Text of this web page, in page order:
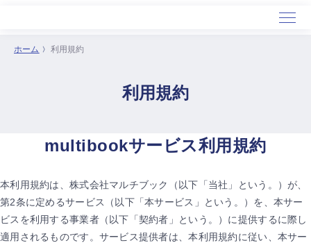
会社概要
ホーム 利用規約
利用規約
multibookサービス利用規約
本利用規約は、株式会社マルチブック（以下「当社」という。）が、
第2条に定めるサービス（以下「本サービス」という。）を、本サー
ビスを利用する事業者（以下「契約者」という。）に提供するに際し
適用されるものです。サービス提供者は、本利用規約に従い、本サー